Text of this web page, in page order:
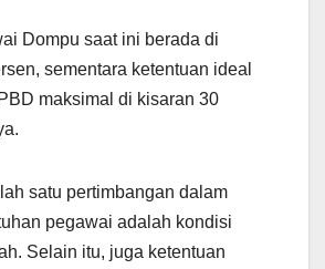
Dompu saat ini berada di
sementara ketentuan ideal
maksimal di kisaran 30
satu pertimbangan dalam
pegawai adalah kondisi
Selain itu, juga ketentuan